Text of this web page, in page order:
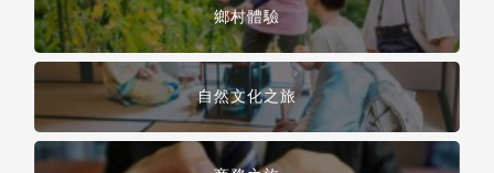
鄉村體驗
自然文化之旅